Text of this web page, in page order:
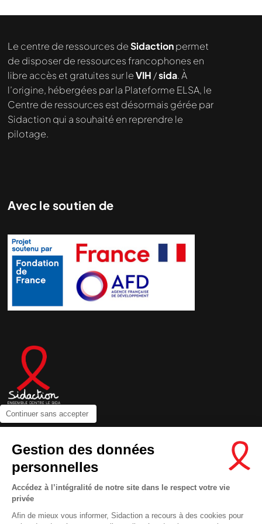
Continuer sans accepter
Gestion des données
personnelles
Accédez à l’intégralité de notre site dans le respect votre vie
privée
Afin de mieux vous informer, Sidaction a recours à des cookies pour
Le centre de ressources deSidactionpermet
de disposer de ressources francophones en
libre accès et gratuites sur leVIH /sida. À
l’origine, hébergées par la Plateforme ELSA, le
Centre de ressources est désormais gérée par
Sidaction qui a souhaité en reprendre le
pilotage.
Avec le soutien de
Newsletter
Nous suivre sur les réseaux :